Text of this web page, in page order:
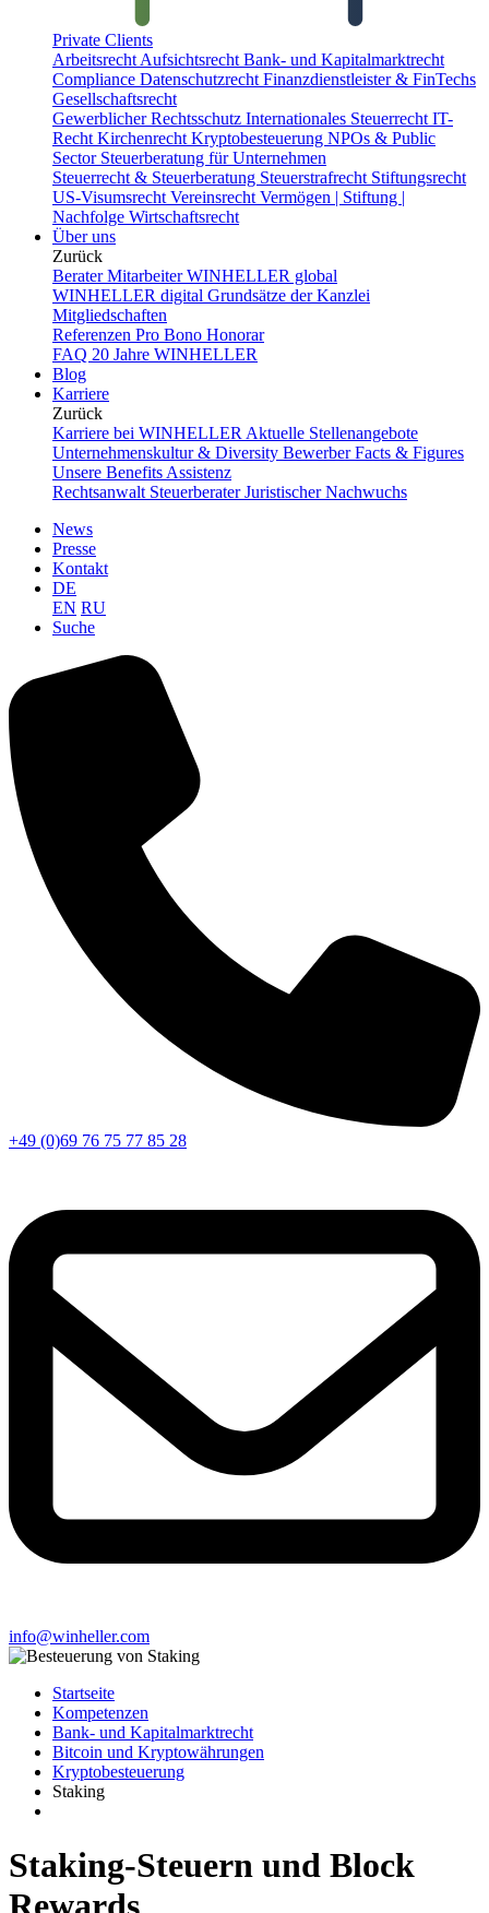
Private Clients
Arbeitsrecht Aufsichtsrecht Bank- und Kapitalmarktrecht
Compliance Datenschutzrecht Finanzdienstleister & FinTechs
Gesellschaftsrecht
Gewerblicher Rechtsschutz Internationales Steuerrecht IT-
Recht Kirchenrecht Kryptobesteuerung NPOs & Public
Sector Steuerberatung für Unternehmen
Steuerrecht & Steuerberatung Steuerstrafrecht Stiftungsrecht
US-Visumsrecht Vereinsrecht Vermögen | Stiftung |
Nachfolge Wirtschaftsrecht
Über uns
Zurück
BeraterMitarbeiterWINHELLER global
WINHELLER digital Grundsätze der Kanzlei
Mitgliedschaften
Referenzen Pro Bono Honorar
FAQ 20 Jahre WINHELLER
Blog
Karriere
Zurück
Karriere bei WINHELLER Aktuelle Stellenangebote
Unternehmenskultur & Diversity Bewerber Facts & Figures
Unsere Benefits Assistenz
Rechtsanwalt SteuerberaterJuristischer Nachwuchs
News
Presse
Kontakt
DE
EN RU
Suche
+49 (0)69 76 75 77 85 28
info@winheller.com
Startseite
Kompetenzen
Bank- und Kapitalmarktrecht
Bitcoin und Kryptowährungen
Kryptobesteuerung
Staking
Staking-Steuern und Block
Rewards